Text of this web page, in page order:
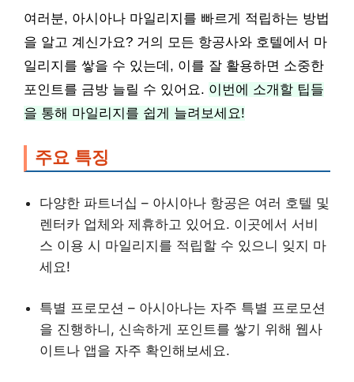
여러분, 아시아나 마일리지를 빠르게 적립하는 방법
을 알고 계신가요? 거의 모든 항공사와 호텔에서 마
일리지를 쌓을 수 있는데, 이를 잘 활용하면 소중한
포인트를 금방 늘릴 수 있어요. 이번에 소개할 팁들
을 통해 마일리지를 쉽게 늘려보세요!
주요 특징
다양한 파트너십 – 아시아나 항공은 여러 호텔 및
렌터카 업체와 제휴하고 있어요. 이곳에서 서비
스 이용 시 마일리지를 적립할 수 있으니 잊지 마
세요!
특별 프로모션 – 아시아나는 자주 특별 프로모션
을 진행하니, 신속하게 포인트를 쌓기 위해 웹사
이트나 앱을 자주 확인해보세요.